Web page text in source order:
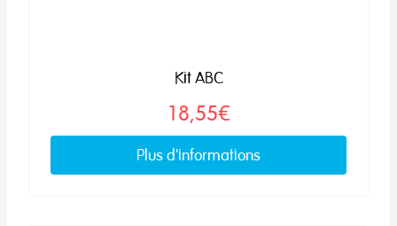
Kit ABC
18,55€
Plus d'informations